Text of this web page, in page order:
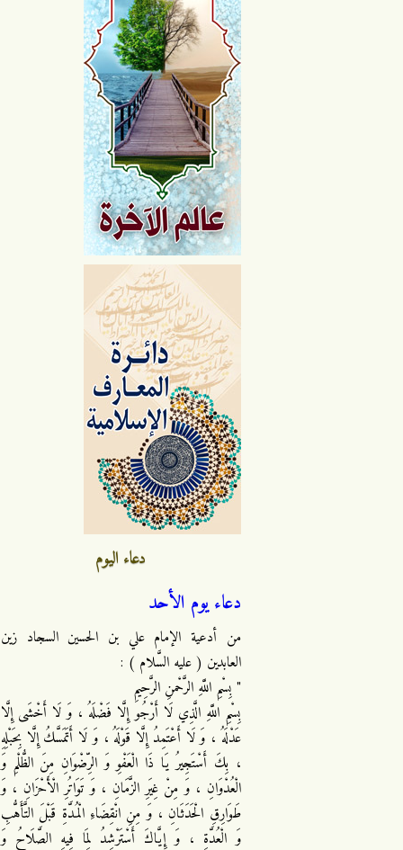
دعاء اليوم
دعاء يوم الأحد
من أدعية الإمام علي بن الحسين السجاد زين
العابدين ( عليه السَّلام ) :
" بِسْمِ اللَّهِ الرَّحْمنِ الرَّحِيمِ
بِسْمِ اللَّهِ الَّذِي لَا أَرْجُو إِلَّا فَضْلَهُ ، وَ لَا أَخْشَى إِلَّا
عَدْلَهُ ، وَ لَا أَعْتَمِدُ إِلَّا قَوْلَهُ ، وَ لَا أَتَمَسَّكُ إِلَّا بِحَبْلِهِ
، بِكَ أَسْتَجِيرُ يَا ذَا الْعَفْوِ وَ الرِّضْوَانِ مِنَ الظُّلْمِ وَ
الْعُدْوَانِ ، وَ مِنْ غِيَرِ الزَّمَانِ ، وَ تَوَاتُرِ الْأَحْزَانِ ، وَ
طَوَارِقِ الْحَدَثَانِ ، وَ مِنِ انْقِضَاءِ الْمُدَّةِ قَبْلَ التَّأَهُّبِ
وَ الْعُدَّةِ ، وَ إِيَّاكَ أَسْتَرْشِدُ لِمَا فِيهِ الصَّلَاحُ وَ